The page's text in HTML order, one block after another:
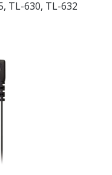
TL-630, TL-632